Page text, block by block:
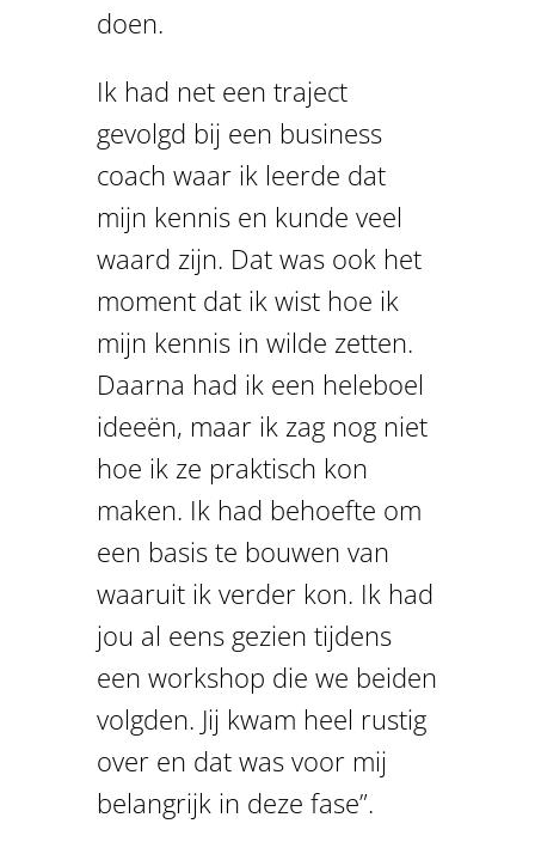
doen.
Ik had net een traject
gevolgd bij een business
coach waar ik leerde dat
mijn kennis en kunde veel
waard zijn. Dat was ook het
moment dat ik wist hoe ik
mijn kennis in wilde zetten.
Daarna had ik een heleboel
ideeën, maar ik zag nog niet
hoe ik ze praktisch kon
maken. Ik had behoefte om
een basis te bouwen van
waaruit ik verder kon. Ik had
jou al eens gezien tijdens
een workshop die we beiden
volgden. Jij kwam heel rustig
over en dat was voor mij
belangrijk in deze fase”.